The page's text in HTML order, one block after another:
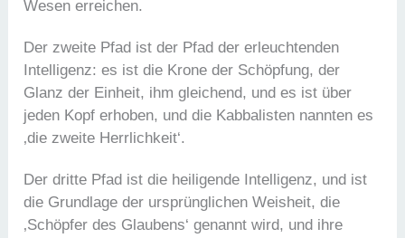
Wesen erreichen.
Der zweite Pfad ist der Pfad der erleuchtenden
Intelligenz: es ist die Krone der Schöpfung, der
Glanz der Einheit, ihm gleichend, und es ist über
jeden Kopf erhoben, und die Kabbalisten nannten es
‚die zweite Herrlichkeit‘.
Der dritte Pfad ist die heiligende Intelligenz, und ist
die Grundlage der ursprünglichen Weisheit, die
‚Schöpfer des Glaubens‘ genannt wird, und ihre